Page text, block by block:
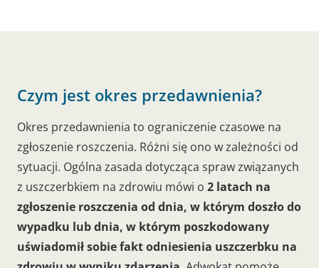
Czym jest okres przedawnienia?
Okres przedawnienia to ograniczenie czasowe na
zgłoszenie roszczenia. Różni się ono w zależności od
sytuacji. Ogólna zasada dotycząca spraw związanych
z uszczerbkiem na zdrowiu mówi o 2 latach na
zgłoszenie roszczenia od dnia, w którym doszło do
wypadku lub dnia, w którym poszkodowany
uświadomił sobie fakt odniesienia uszczerbku na